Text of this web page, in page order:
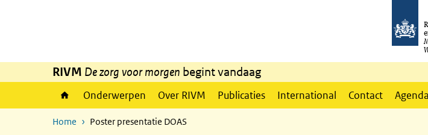
RIVM De zorg voor morgen begint vandaag
Onderwerpen Over RIVM Publicaties International Contact Agenda
Home Poster presentatie DOAS